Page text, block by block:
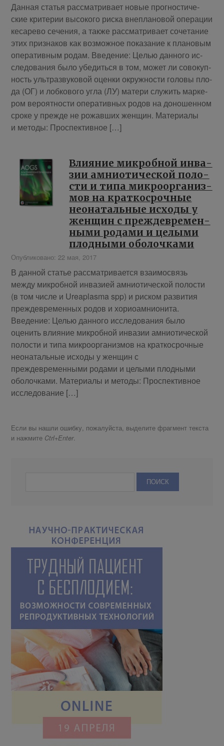
Дан­ная ста­тья рас­смат­ри­ва­ет но­вые про­гно­сти­че­
ские кри­те­рии вы­со­ко­го рис­ка вне­пла­но­вой опе­ра­ции
ке­са­ре­во се­че­ния, а так­же рас­смат­ри­ва­ет со­че­та­ние
этих при­зна­ков как воз­мож­ное по­ка­за­ние к пла­но­вым
опе­ра­тив­ным родам. Вве­де­ние: Це­лью дан­но­го ис­
сле­до­ва­ния бы­ло убе­дить­ся в том, мо­жет ли со­во­куп­
ность уль­тра­зву­ко­вой оцен­ки окруж­но­сти го­ло­вы пло­
да (ОГ) и лоб­ко­во­го уг­ла (ЛУ) ма­те­ри слу­жить мар­ке­
ром ве­ро­ят­но­сти опе­ра­тив­ных ро­дов на до­но­шен­ном
сро­ке у преж­де не ро­жав­ших женщин. Ма­те­ри­а­лы
и ме­то­ды: Про­спек­тив­ное […]
Вли­я­ние мик­роб­ной ин­ва­
зии ам­нио­ти­че­ской по­ло­
сти и ти­па мик­ро­ор­га­низ­
мов на крат­ко­сроч­ные
нео­на­таль­ные ис­хо­ды у
жен­щин с преж­девре­мен­
ны­ми ро­да­ми и це­лы­ми
плод­ны­ми обо­лоч­ка­ми
Опубликовано: 22 мая, 2017
В данной статье рассматривается взаимосвязь
между микробной инвазией амниотической полости
(в том числе и Ureaplasma spp) и риском развития
преждевременных родов и хориоамнионита.
Введение: Целью данного исследования было
оценить влияние микробной инвазии амниотической
полости и типа микроорганизмов на краткосрочные
неонатальные исходы у женщин с
преждевременными родами и целыми плодными
оболочками. Материалы и методы: Проспективное
исследование […]
Если вы нашли ошибку, пожалуйста, выделите фрагмент текста
и нажмите Ctrl+Enter.